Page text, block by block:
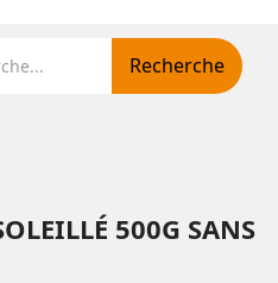
Recherche
500G SANS